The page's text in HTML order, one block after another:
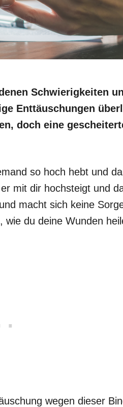
Schwierigkeiten
Enttäuschungen
doch eine
so hoch hebt und
mit dir hochsteigt und
macht sich keine
du deine Wunden
wegen dieser